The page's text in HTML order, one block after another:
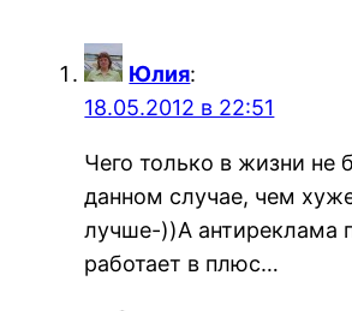
Юлия:
18.05.2012 в 22:51
Чего только в жизни не
данном случае, чем
лучше-))А антиреклама
работает в плюс…